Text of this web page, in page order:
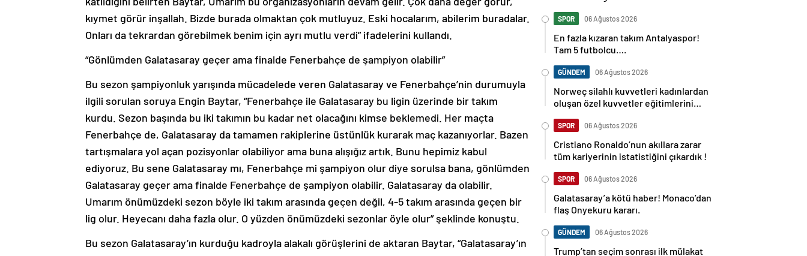
kıymet görür inşallah. Bizde burada olmaktan çok mutluyuz. Eski hocalarım, abilerim buradalar.
Onları da tekrardan görebilmek benim için ayrı mutlu verdi” ifadelerini kullandı.
“Gönlümden Galatasaray geçer ama finalde Fenerbahçe de şampiyon olabilir”
Bu sezon şampiyonluk yarışında mücadelede veren Galatasaray ve Fenerbahçe’nin durumuyla
ilgili sorulan soruya Engin Baytar, “Fenerbahçe ile Galatasaray bu ligin üzerinde bir takım
kurdu. Sezon başında bu iki takımın bu kadar net olacağını kimse beklemedi. Her maçta
Fenerbahçe de, Galatasaray da tamamen rakiplerine üstünlük kurarak maç kazanıyorlar. Bazen
tartışmalara yol açan pozisyonlar olabiliyor ama buna alışığız artık. Bunu hepimiz kabul
ediyoruz. Bu sene Galatasaray mı, Fenerbahçe mi şampiyon olur diye sorulsa bana, gönlümden
Galatasaray geçer ama finalde Fenerbahçe de şampiyon olabilir. Galatasaray da olabilir.
Umarım önümüzdeki sezon böyle iki takım arasında geçen değil, 4-5 takım arasında geçen bir
lig olur. Heyecanı daha fazla olur. O yüzden önümüzdeki sezonlar öyle olur” şeklinde konuştu.
Bu sezon Galatasaray’ın kurduğu kadroyla alakalı görüşlerini de aktaran Baytar, “Galatasaray’ın
SPOR 06 Ağustos 2026
En fazla kızaran takım Antalyaspor!
Tam 5 futbolcu….
GÜNDEM 06 Ağustos 2026
Norweç silahlı kuvvetleri kadınlardan
oluşan özel kuvvetler eğitimlerini
SPOR 06 Ağustos 2026
Cristiano Ronaldo’nun akıllara zarar
tüm kariyerinin istatistiğini çıkardık !
SPOR 06 Ağustos 2026
Galatasaray’a kötü haber! Monaco’dan
flaş Onyekuru kararı.
GÜNDEM 06 Ağustos 2026
Trump’tan seçim sonrası ilk mülakat